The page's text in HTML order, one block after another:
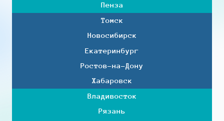
Пенза
Томск
Новосибирск
Екатеринбург
Ростов-на-Дону
Хабаровск
Владивосток
Рязань